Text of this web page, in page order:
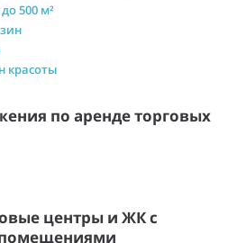
500 м²
красоты
по аренде торговых
центры и ЖК с